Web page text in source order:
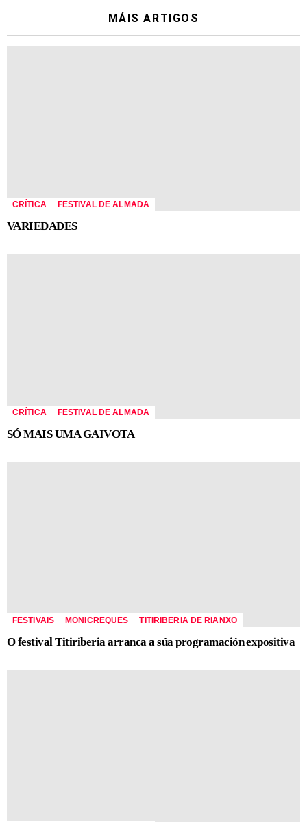
MÁIS ARTIGOS
CRÍTICA FESTIVAL DE ALMADA
VARIEDADES
CRÍTICA FESTIVAL DE ALMADA
SÓ MAIS UMA GAIVOTA
FESTIVAIS MONICREQUES TITIRIBERIA DE RIANXO
O festival Titiriberia arranca a súa programación expositiva